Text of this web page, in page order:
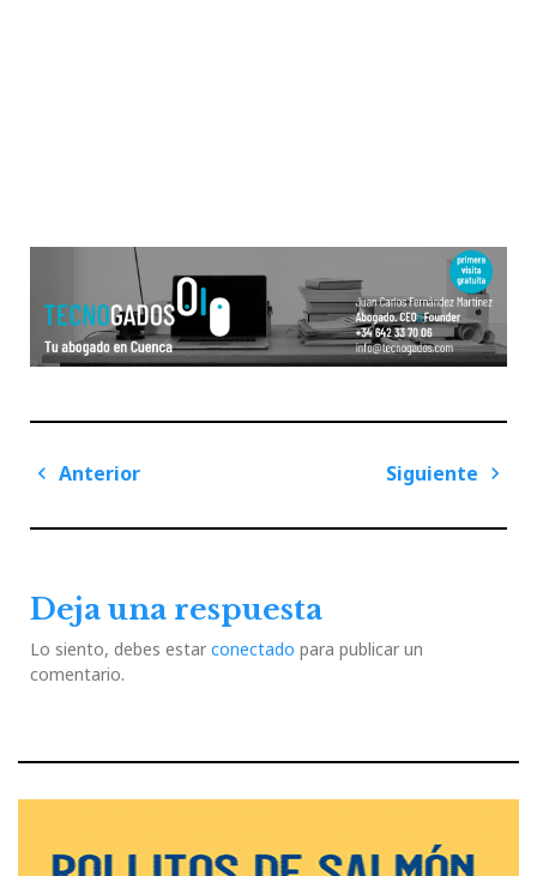
Navegación
entradas
Anterior
Siguiente
Deja una respuesta
Lo siento, debes estar conectado para publicar un
comentario.